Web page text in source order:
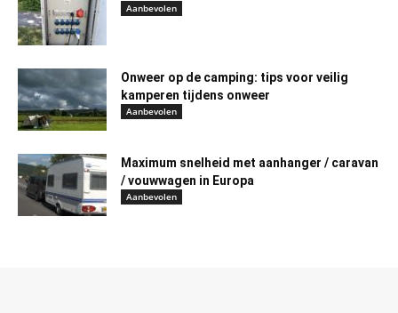
Aanbevolen
Onweer op de camping: tips voor veilig
kamperen tijdens onweer
Aanbevolen
Maximum snelheid met aanhanger / caravan
/ vouwwagen in Europa
Aanbevolen